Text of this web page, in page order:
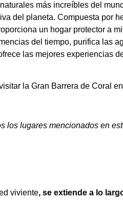
más increíbles del
del planeta. Compuesta por
un hogar protector a
del tiempo, purifica las
las mejores experiencias
la Gran Barrera de Coral
los lugares mencionados en
viviente, se extiende a lo